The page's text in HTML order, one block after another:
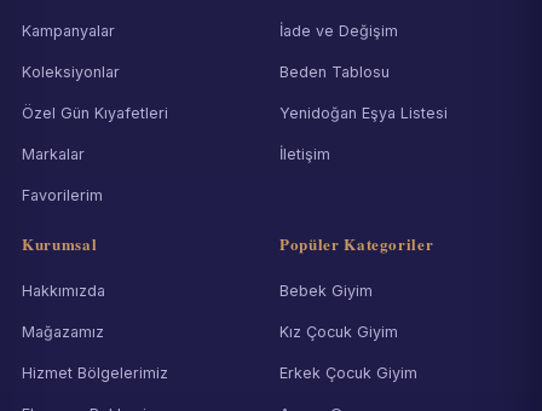
Kampanyalar
Koleksiyonlar
Özel Gün Kıyafetleri
Markalar
Favorilerim
İade ve Değişim
Beden Tablosu
Yenidoğan Eşya Listesi
İletişim
Kurumsal
Hakkımızda
Mağazamız
Hizmet Bölgelerimiz
Popüler Kategoriler
Bebek Giyim
Kız Çocuk Giyim
Erkek Çocuk Giyim